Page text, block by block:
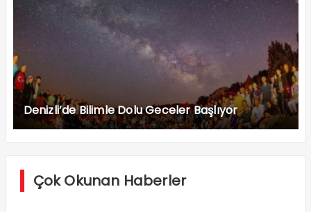
Denizli’de Bilimle Dolu Geceler Başlıyor
Çok Okunan Haberler